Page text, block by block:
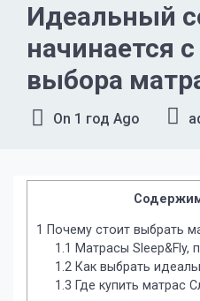
Идеальный
начинается
выбора
On 1 год Ago
1 Почему стоит выбрать
1.1 Матрасы Sleep&Fly,
1.2 Как выбрать
1.3 Где купить матрас